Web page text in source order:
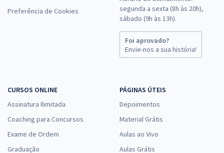
Preferência de Cookies
segunda a sexta (8h às 20h),
sábado (9h às 13h).
Foi aprovado?
Envie-nos a sua história!
CURSOS ONLINE
Assinatura Ilimitada
Coaching para Concursos
Exame de Ordem
Graduação
PÁGINAS ÚTEIS
Depoimentos
Material Grátis
Aulas ao Vivo
Aulas Grátis